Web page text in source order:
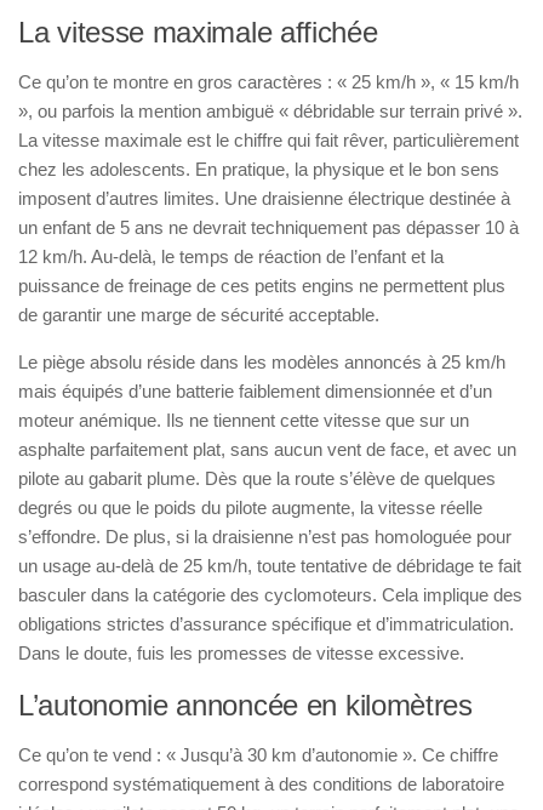
La vitesse maximale affichée
Ce qu’on te montre en gros caractères : « 25 km/h », « 15 km/h
», ou parfois la mention ambiguë « débridable sur terrain privé ».
La vitesse maximale est le chiffre qui fait rêver, particulièrement
chez les adolescents. En pratique, la physique et le bon sens
imposent d’autres limites. Une draisienne électrique destinée à
un enfant de 5 ans ne devrait techniquement pas dépasser 10 à
12 km/h. Au-delà, le temps de réaction de l’enfant et la
puissance de freinage de ces petits engins ne permettent plus
de garantir une marge de sécurité acceptable.
Le piège absolu réside dans les modèles annoncés à 25 km/h
mais équipés d’une batterie faiblement dimensionnée et d’un
moteur anémique. Ils ne tiennent cette vitesse que sur un
asphalte parfaitement plat, sans aucun vent de face, et avec un
pilote au gabarit plume. Dès que la route s’élève de quelques
degrés ou que le poids du pilote augmente, la vitesse réelle
s’effondre. De plus, si la draisienne n’est pas homologuée pour
un usage au-delà de 25 km/h, toute tentative de débridage te fait
basculer dans la catégorie des cyclomoteurs. Cela implique des
obligations strictes d’assurance spécifique et d’immatriculation.
Dans le doute, fuis les promesses de vitesse excessive.
L’autonomie annoncée en kilomètres
Ce qu’on te vend : « Jusqu’à 30 km d’autonomie ». Ce chiffre
correspond systématiquement à des conditions de laboratoire